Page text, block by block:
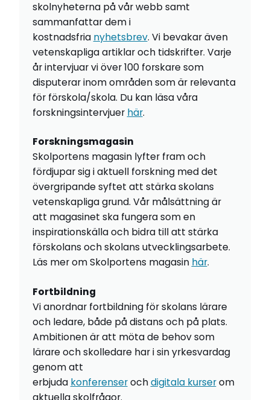
skolnyheterna på vår webb samt
sammanfattar dem i
kostnadsfria nyhetsbrev. Vi bevakar även
vetenskapliga artiklar och tidskrifter. Varje
år intervjuar vi över 100 forskare som
disputerar inom områden som är relevanta
för förskola/skola. Du kan läsa våra
forskningsintervjuer här.
Forskningsmagasin
Skolportens magasin lyfter fram och
fördjupar sig i aktuell forskning med det
övergripande syftet att stärka skolans
vetenskapliga grund. Vår målsättning är
att magasinet ska fungera som en
inspirationskälla och bidra till att stärka
förskolans och skolans utvecklingsarbete.
Läs mer om Skolportens magasin här.
Fortbildning
Vi anordnar fortbildning för skolans lärare
och ledare, både på distans och på plats.
Ambitionen är att möta de behov som
lärare och skolledare har i sin yrkesvardag
genom att
erbjuda konferenserochdigitala kurserom